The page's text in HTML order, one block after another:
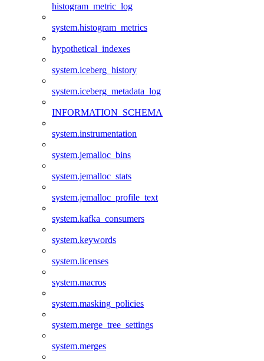
histogram_metric_log
system.histogram_metrics
hypothetical_indexes
system.iceberg_history
system.iceberg_metadata_log
INFORMATION_SCHEMA
system.instrumentation
system.jemalloc_bins
system.jemalloc_stats
system.jemalloc_profile_text
system.kafka_consumers
system.keywords
system.licenses
system.macros
system.masking_policies
system.merge_tree_settings
system.merges